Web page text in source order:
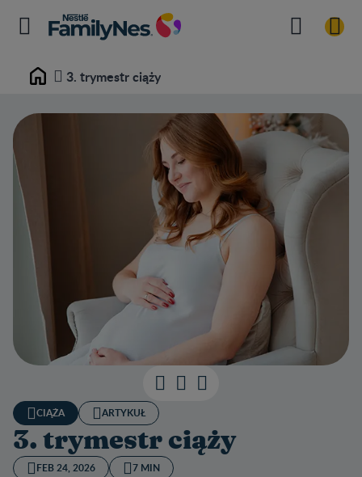
Home 3. trymestr ciąży
CIĄŻA ARTYKUŁ
3. trymestr ciąży
FEB 24, 2026 7 MIN